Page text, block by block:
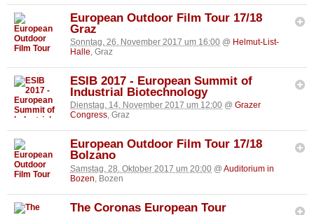
European Outdoor Film Tour 17/18
Graz
Sonntag, 26. November 2017 um 16:00 @ Helmut-List-
Halle, Graz
ESIB 2017 - European Summit of
Industrial Biotechnology
Dienstag, 14. November 2017 um 12:00 @ Grazer
Congress, Graz
European Outdoor Film Tour 17/18
Bolzano
Samstag, 28. Oktober 2017 um 20:00 @ Auditorium in
Bozen , Bozen
The Coronas European Tour